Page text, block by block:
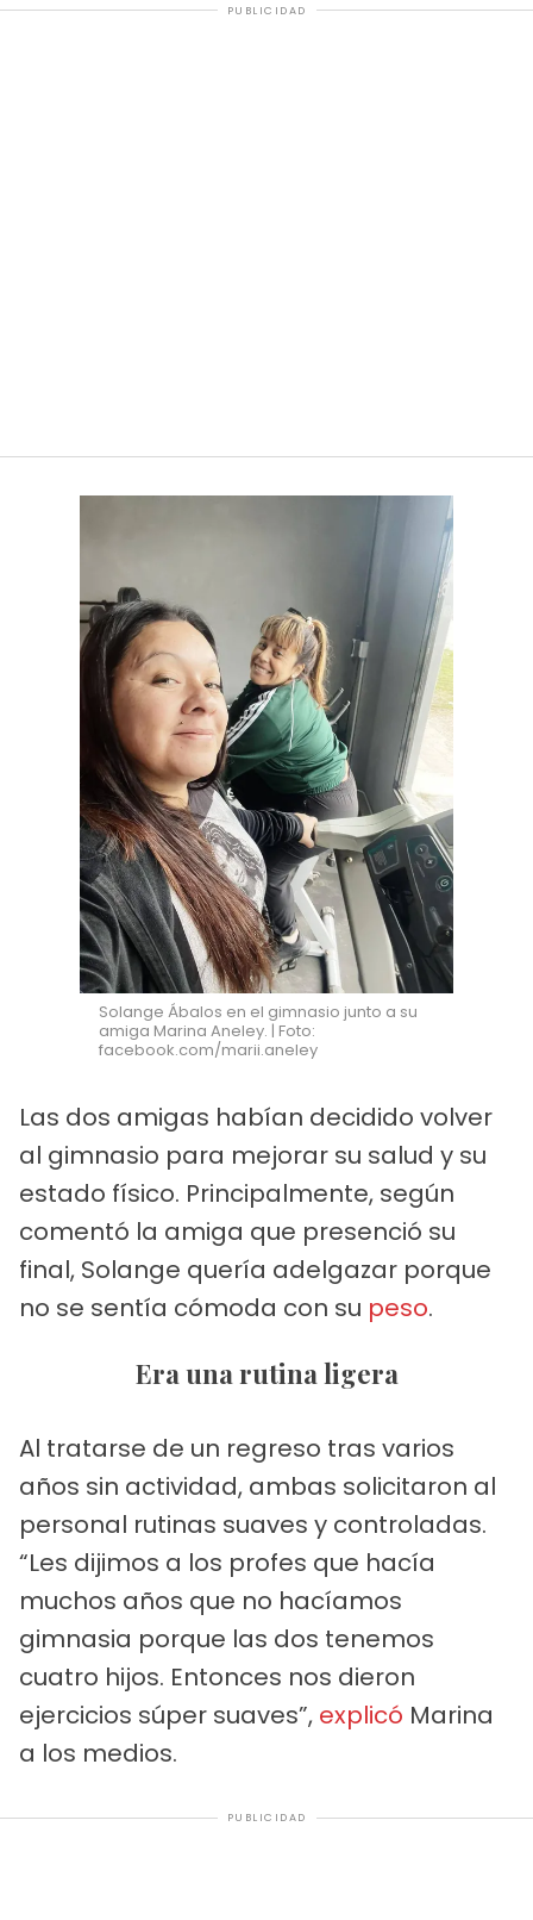
PUBLICIDAD
Solange Ábalos en el gimnasio junto a su
amiga Marina Aneley. | Foto:
facebook.com/marii.aneley
Las dos amigas habían decidido volver
al gimnasio para mejorar su salud y su
estado físico. Principalmente, según
comentó la amiga que presenció su
final, Solange quería adelgazar porque
no se sentía cómoda con su peso.
Era una rutina ligera
Al tratarse de un regreso tras varios
años sin actividad, ambas solicitaron al
personal rutinas suaves y controladas.
“Les dijimos a los profes que hacía
muchos años que no hacíamos
gimnasia porque las dos tenemos
cuatro hijos. Entonces nos dieron
ejercicios súper suaves”, explicó Marina
a los medios.
PUBLICIDAD